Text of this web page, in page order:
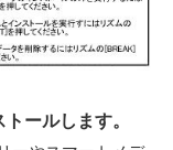
ールします。